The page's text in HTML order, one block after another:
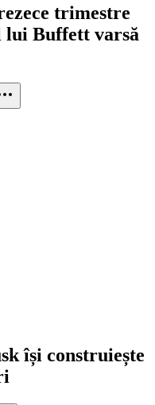
trimestre
lui Buffett varsă
își construiește